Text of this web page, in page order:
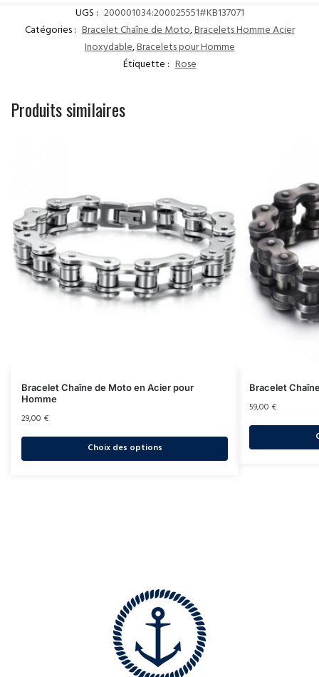
UGS : 200001034:200025551#KB137071
Catégories : Bracelet Chaîne de Moto,Bracelets Homme Acier
Inoxydable,Bracelets pour Homme
Étiquette : Rose
Produits similaires
Bracelet Chaîne de Moto en Acier pour
Homme
29,00 €
Choix des options
Bracelet
59,00 €